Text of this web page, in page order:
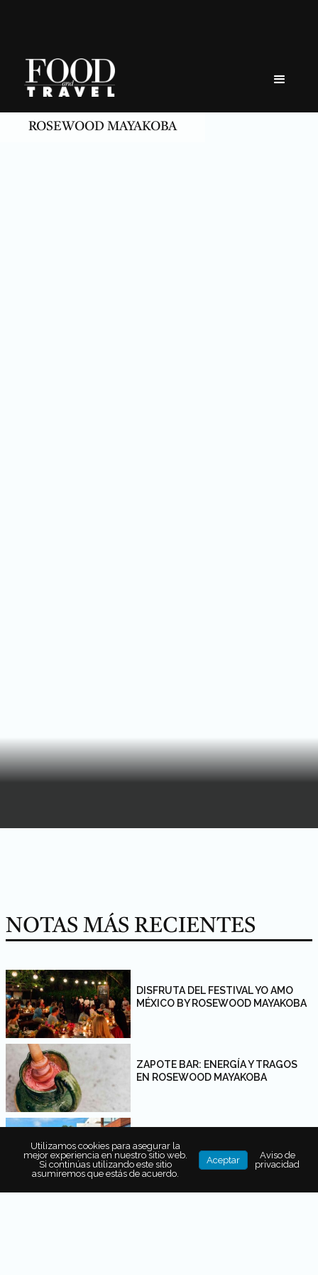
ROSEWOOD MAYAKOBA
NOTAS MÁS RECIENTES
DISFRUTA DEL FESTIVAL YO AMO
MÉXICO BY ROSEWOOD MAYAKOBA
ZAPOTE BAR: ENERGÍA Y TRAGOS
EN ROSEWOOD MAYAKOBA
ROSEWOOD MAYAKOBA
Utilizamos cookies para asegurar la
mejor experiencia en nuestro sitio web.
Si continúas utilizando este sitio
asumiremos que estás de acuerdo.
Aceptar
Aviso de
privacidad